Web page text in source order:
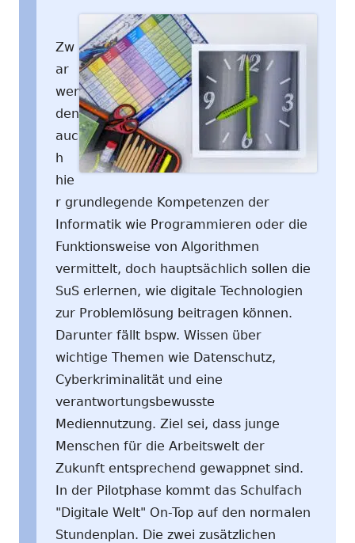
Zw
ar
wer
den
auc
h
hie
r grundlegende Kompetenzen der
Informatik wie Programmieren oder die
Funktionsweise von Algorithmen
vermittelt, doch hauptsächlich sollen die
SuS erlernen, wie digitale Technologien
zur Problemlösung beitragen können.
Darunter fällt bspw. Wissen über
wichtige Themen wie Datenschutz,
Cyberkriminalität und eine
verantwortungsbewusste
Mediennutzung. Ziel sei, dass junge
Menschen für die Arbeitswelt der
Zukunft entsprechend gewappnet sind.
In der Pilotphase kommt das Schulfach
"Digitale Welt" On-Top auf den normalen
Stundenplan. Die zwei zusätzlichen